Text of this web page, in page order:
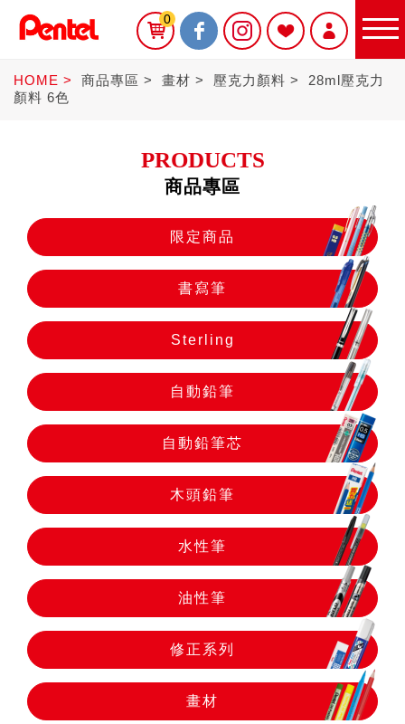
限定商品
書寫筆
Sterling
自動鉛筆
自動鉛筆芯
木頭鉛筆
水性筆
油性筆
0
HOME 商品專區 畫材 壓克力顏料
28ml壓克力
顏料 6色
PRODUCTS
商品專區
限定商品
書寫筆
Sterling
自動鉛筆
自動鉛筆芯
木頭鉛筆
水性筆
油性筆
修正系列
畫材